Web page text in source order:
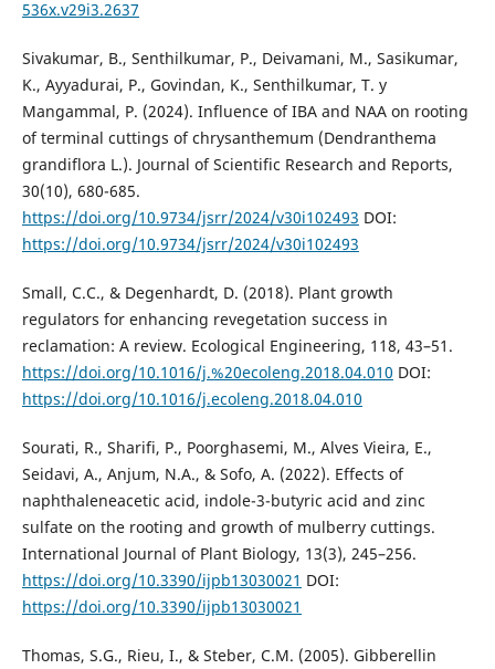
536x.v29i3.2637
Sivakumar, B., Senthilkumar, P., Deivamani, M., Sasikumar,
K., Ayyadurai, P., Govindan, K., Senthilkumar, T. y
Mangammal, P. (2024). Influence of IBA and NAA on rooting
of terminal cuttings of chrysanthemum (Dendranthema
grandiflora L.). Journal of Scientific Research and Reports,
30(10), 680-685.
https://doi.org/10.9734/jsrr/2024/v30i102493 DOI:
https://doi.org/10.9734/jsrr/2024/v30i102493
Small, C.C., & Degenhardt, D. (2018). Plant growth
regulators for enhancing revegetation success in
reclamation: A review. Ecological Engineering, 118, 43–51.
https://doi.org/10.1016/j.%20ecoleng.2018.04.010 DOI:
https://doi.org/10.1016/j.ecoleng.2018.04.010
Sourati, R., Sharifi, P., Poorghasemi, M., Alves Vieira, E.,
Seidavi, A., Anjum, N.A., & Sofo, A. (2022). Effects of
naphthaleneacetic acid, indole-3-butyric acid and zinc
sulfate on the rooting and growth of mulberry cuttings.
International Journal of Plant Biology, 13(3), 245–256.
https://doi.org/10.3390/ijpb13030021 DOI:
https://doi.org/10.3390/ijpb13030021
Thomas, S.G., Rieu, I., & Steber, C.M. (2005). Gibberellin